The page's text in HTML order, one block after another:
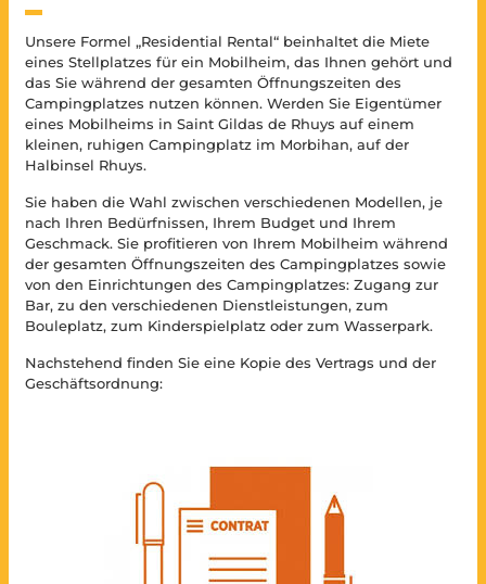
Unsere Formel „Residential Rental“ beinhaltet die Miete
eines Stellplatzes für ein Mobilheim, das Ihnen gehört und
das Sie während der gesamten Öffnungszeiten des
Campingplatzes nutzen können. Werden Sie Eigentümer
eines Mobilheims in Saint Gildas de Rhuys auf einem
kleinen, ruhigen Campingplatz im Morbihan, auf der
Halbinsel Rhuys.
Sie haben die Wahl zwischen verschiedenen Modellen, je
nach Ihren Bedürfnissen, Ihrem Budget und Ihrem
Geschmack. Sie profitieren von Ihrem Mobilheim während
der gesamten Öffnungszeiten des Campingplatzes sowie
von den Einrichtungen des Campingplatzes: Zugang zur
Bar, zu den verschiedenen Dienstleistungen, zum
Bouleplatz, zum Kinderspielplatz oder zum Wasserpark.
Nachstehend finden Sie eine Kopie des Vertrags und der
Geschäftsordnung: